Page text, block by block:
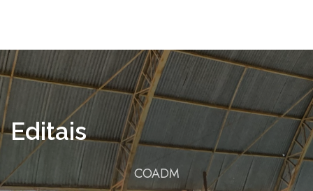
Editais
COADM